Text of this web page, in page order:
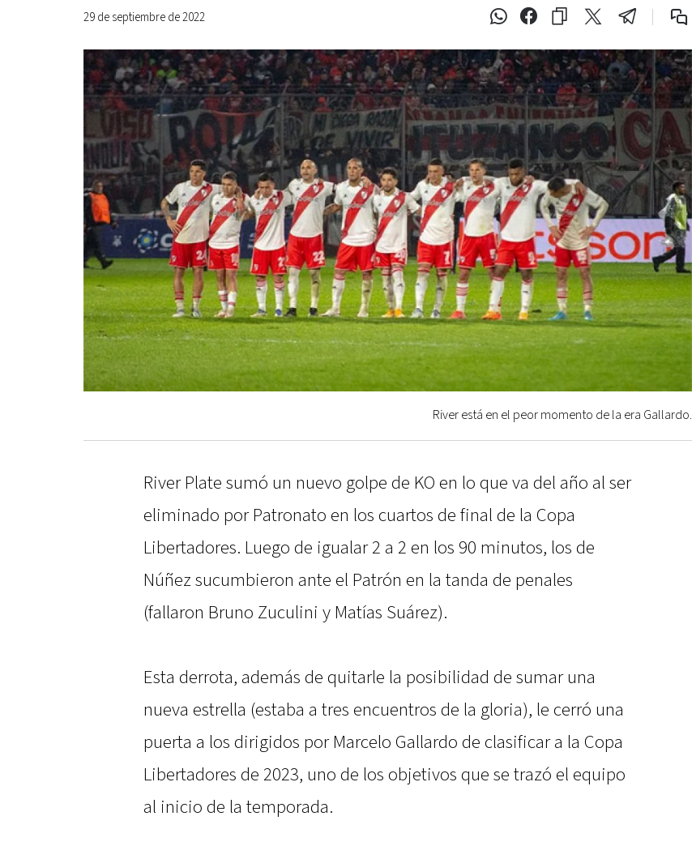
29 de septiembre de 2022
River está en el peor momento de la era Gallardo.
River Plate sumó un nuevo golpe de KO en lo que va del año al ser
eliminado por Patronato en los cuartos de final de la Copa
Libertadores. Luego de igualar 2 a 2 en los 90 minutos, los de
Núñez sucumbieron ante el Patrón en la tanda de penales
(fallaron Bruno Zuculini y Matías Suárez).
Esta derrota, además de quitarle la posibilidad de sumar una
nueva estrella (estaba a tres encuentros de la gloria), le cerró una
puerta a los dirigidos por Marcelo Gallardo de clasificar a la Copa
Libertadores de 2023, uno de los objetivos que se trazó el equipo
al inicio de la temporada.